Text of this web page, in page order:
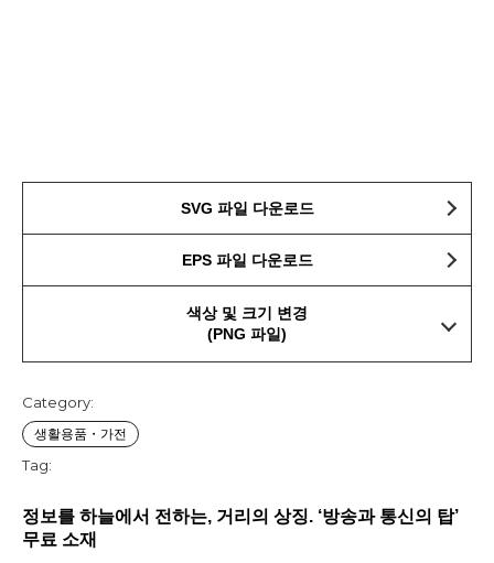
SVG 파일 다운로드
EPS 파일 다운로드
색상 및 크기 변경
(PNG 파일)
Category:
생활용품・가전
Tag:
정보를 하늘에서 전하는, 거리의 상징. ‘방송과 통신의 탑’
무료 소재